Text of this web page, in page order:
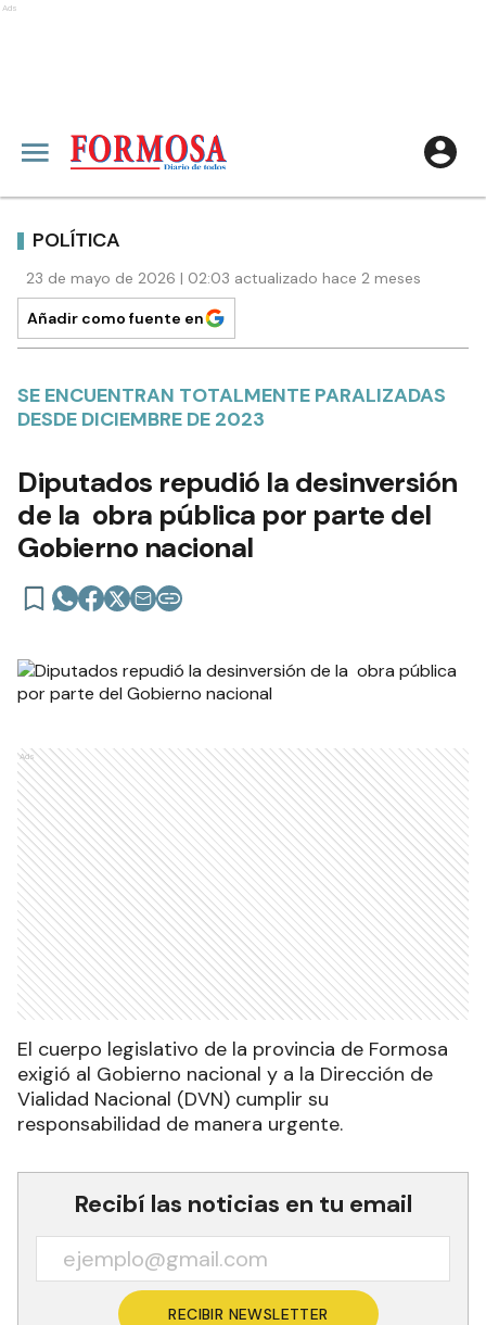
Ads
POLÍTICA
23 de mayo de 2026 | 02:03 actualizado hace 2 meses
Añadir como fuente en
SE ENCUENTRAN TOTALMENTE PARALIZADAS
DESDE DICIEMBRE DE 2023
Diputados repudió la desinversión
de la obra pública por parte del
Gobierno nacional
Ads
El cuerpo legislativo de la provincia de Formosa
exigió al Gobierno nacional y a la Dirección de
Vialidad Nacional (DVN) cumplir su
responsabilidad de manera urgente.
Recibí las noticias en tu email
RECIBIR NEWSLETTER